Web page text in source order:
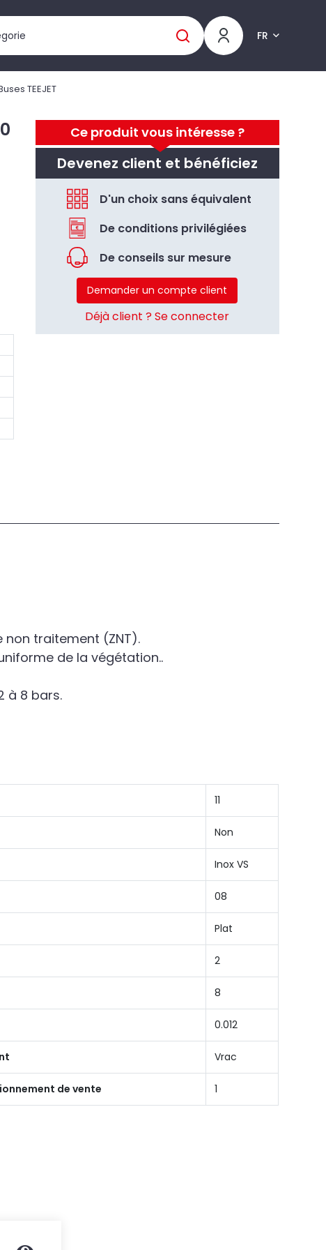
FR
TEEJET
Ce produit vous intéresse ?
Devenez client et bénéficiez
D'un choix sans équivalent
De conditions privilégiées
De conseils sur mesure
Demander un compte client
Déjà client ? Se connecter
traitement (ZNT).
de la végétation..
à 8 bars.
11
Non
Inox VS
08
Plat
2
8
0.012
Vrac
de vente 1